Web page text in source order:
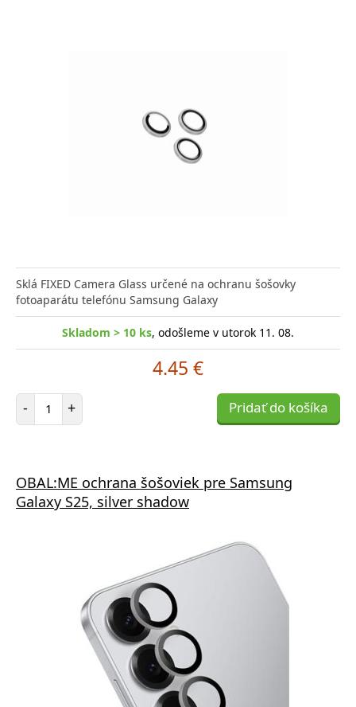
Sklá FIXED Camera Glass určené na ochranu šošovky
fotoaparátu telefónu Samsung Galaxy
Skladom > 10 ks, odošleme v utorok 11. 08.
4.45 €
- Počet položiek
+ Pridať do košíka
OBAL:ME ochrana šošoviek pre Samsung
Galaxy S25, silver shadow